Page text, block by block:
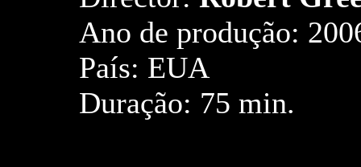
Ano de produção:
País: EUA
Duração: 75 min.